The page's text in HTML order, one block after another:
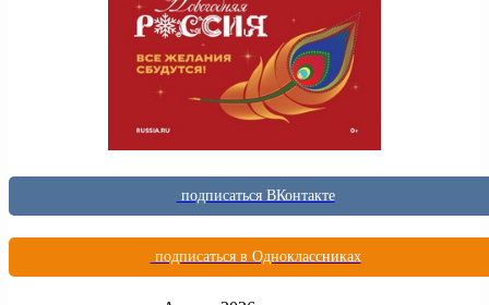
подписаться ВКонтакте
подписаться в Одноклассниках